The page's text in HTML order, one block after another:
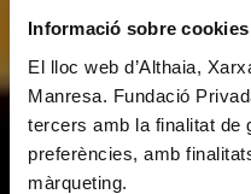
Informació sobre cookies
El lloc web d’Althaia,
Manresa. Fundació
tercers amb la finalitat de
preferències, amb
màrqueting.